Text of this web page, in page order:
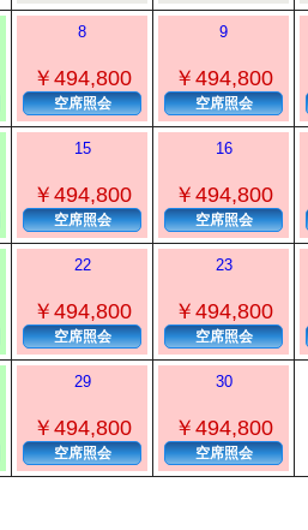
8
￥494,800
空席照会
9
￥494,800
空席照会
15
￥494,800
空席照会
16
￥494,800
空席照会
22
￥494,800
空席照会
23
￥494,800
空席照会
29
￥494,800
空席照会
30
￥494,800
空席照会